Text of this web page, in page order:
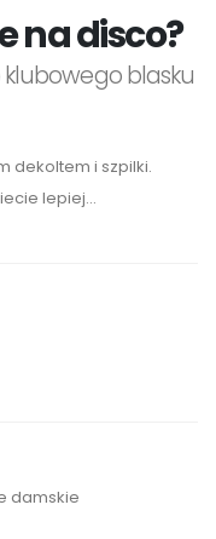
na disco?
blasku
dekoltem i szpilki.
lepiej...